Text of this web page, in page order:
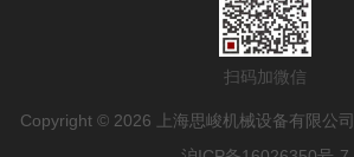
扫码加微信
Copyright © 2026 上海思峻机械设备有限公